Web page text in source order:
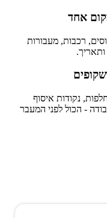
אחד
רכבות, מעבורות
ותאריך.
נקודות איסוף
- הכול לפני המעבר